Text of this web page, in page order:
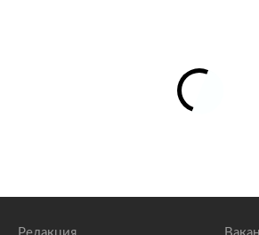
Основателя группы «25/17»